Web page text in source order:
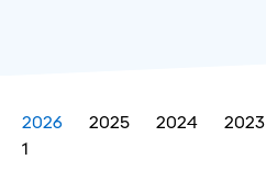
2026 2025 2024 2023
1